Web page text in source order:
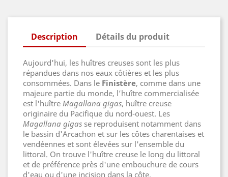
Description Détails du produit
Aujourd'hui, les huîtres creuses sont les plus
répandues dans nos eaux côtières et les plus
consommées. Dans le Finistère, comme dans une
majeure partie du monde, l’huître commercialisée
est l'huître Magallana gigas, huître creuse
originaire du Pacifique du nord-ouest. Les
Magallana gigas se reproduisent notamment dans
le bassin d'Arcachon et sur les côtes charentaises et
vendéennes et sont élevées sur l'ensemble du
littoral. On trouve l'huître creuse le long du littoral
et de préférence près d'une embouchure de cours
d'eau ou d'une incision dans la côte.